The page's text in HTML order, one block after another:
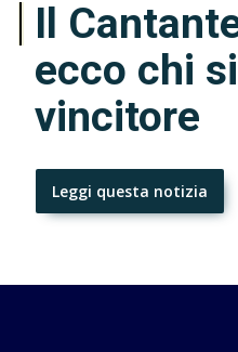
Il
ecco chi
vincitore
Leggi questa notizia